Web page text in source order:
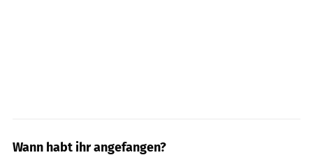
Wann habt ihr angefangen?